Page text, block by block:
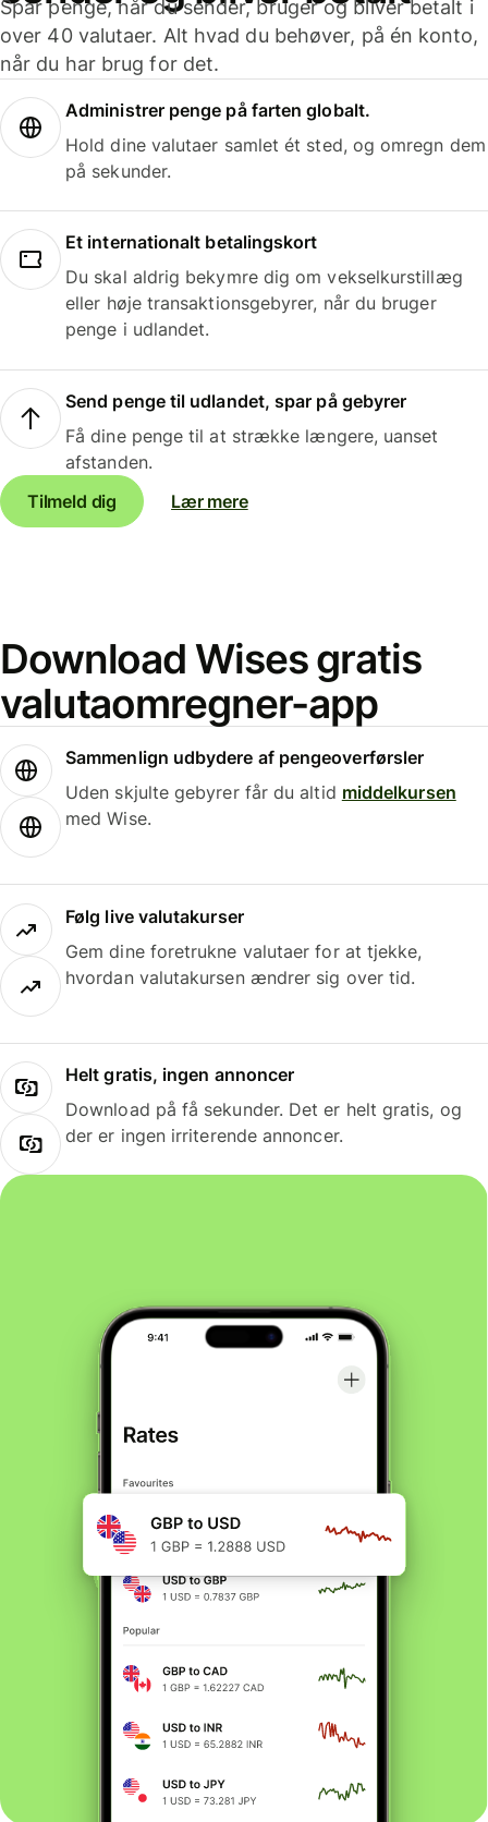
Spar penge, når du sender, bruger og bliver betalt i
over 40 valutaer. Alt hvad du behøver, på én konto,
når du har brug for det.
Administrer penge på farten globalt.
Hold dine valutaer samlet ét sted, og omregn dem
på sekunder.
Et internationalt betalingskort
Du skal aldrig bekymre dig om vekselkurstillæg
eller høje transaktionsgebyrer, når du bruger
penge i udlandet.
Send penge til udlandet, spar på gebyrer
Få dine penge til at strække længere, uanset
afstanden.
Tilmeld dig
Lær mere
Download Wises gratis
valutaomregner-app
Sammenlign udbydere af pengeoverførsler
Uden skjulte gebyrer får du altid middelkursen
med Wise.
Følg live valutakurser
Gem dine foretrukne valutaer for at tjekke,
hvordan valutakursen ændrer sig over tid.
Helt gratis, ingen annoncer
Download på få sekunder. Det er helt gratis, og
der er ingen irriterende annoncer.